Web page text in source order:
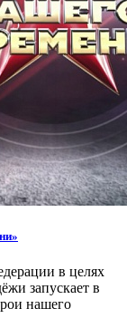
в целях
запускает в
нашего